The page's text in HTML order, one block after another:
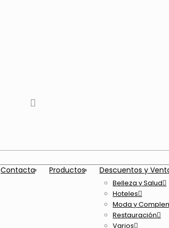
Youtube
Contacta Productos Descuentos y
Belleza y Salud
Hoteles
Moda y
Restauración
Varios